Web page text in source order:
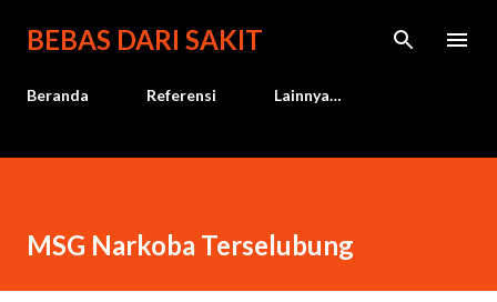
Langsung ke konten utama
BEBAS DARI SAKIT
Beranda Referensi Lainnya…
MSG Narkoba Terselubung